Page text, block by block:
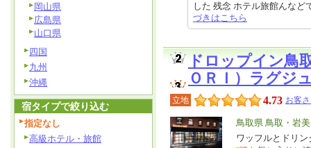
した 残念 ホテル旅館んな
づきはこちら
ドロップイン鳥
ＯＲＩ）ラグジ
立地 4.73 お客
エ
リ
鳥取県 鳥取・岩
特
ワッフルとドリ
岡山県
広島県
山口県
四国
九州
沖縄
宿タイプで絞り込む
指定なし
高級ホテル・旅館